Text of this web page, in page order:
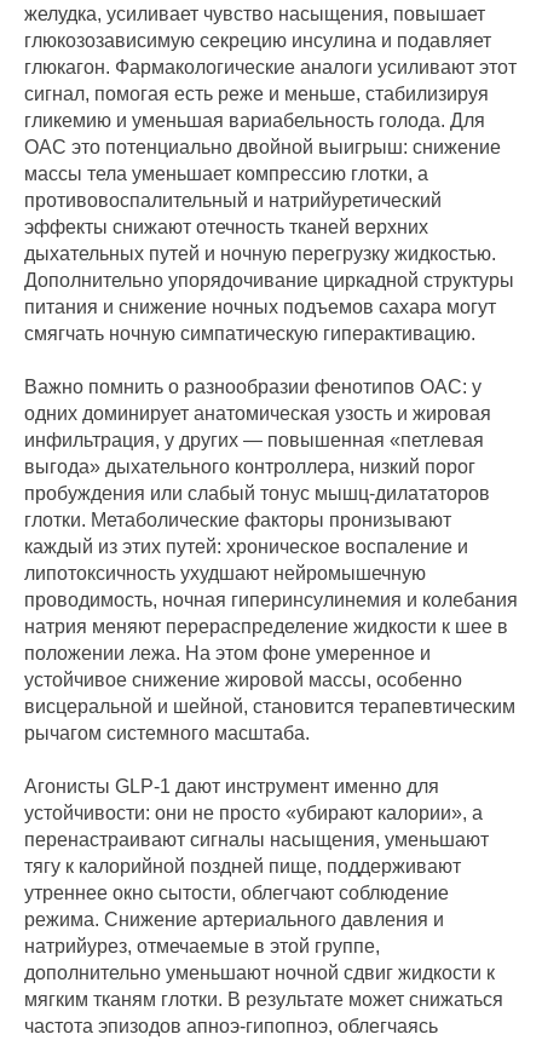
желудка, усиливает чувство насыщения, повышает
глюкозозависимую секрецию инсулина и подавляет
глюкагон. Фармакологические аналоги усиливают этот
сигнал, помогая есть реже и меньше, стабилизируя
гликемию и уменьшая вариабельность голода. Для
ОАС это потенциально двойной выигрыш: снижение
массы тела уменьшает компрессию глотки, а
противовоспалительный и натрийуретический
эффекты снижают отечность тканей верхних
дыхательных путей и ночную перегрузку жидкостью.
Дополнительно упорядочивание циркадной структуры
питания и снижение ночных подъемов сахара могут
смягчать ночную симпатическую гиперактивацию.
Важно помнить о разнообразии фенотипов ОАС: у
одних доминирует анатомическая узость и жировая
инфильтрация, у других — повышенная «петлевая
выгода» дыхательного контроллера, низкий порог
пробуждения или слабый тонус мышц‑дилататоров
глотки. Метаболические факторы пронизывают
каждый из этих путей: хроническое воспаление и
липотоксичность ухудшают нейромышечную
проводимость, ночная гиперинсулинемия и колебания
натрия меняют перераспределение жидкости к шее в
положении лежа. На этом фоне умеренное и
устойчивое снижение жировой массы, особенно
висцеральной и шейной, становится терапевтическим
рычагом системного масштаба.
Агонисты GLP‑1 дают инструмент именно для
устойчивости: они не просто «убирают калории», а
перенастраивают сигналы насыщения, уменьшают
тягу к калорийной поздней пище, поддерживают
утреннее окно сытости, облегчают соблюдение
режима. Снижение артериального давления и
натрийурез, отмечаемые в этой группе,
дополнительно уменьшают ночной сдвиг жидкости к
мягким тканям глотки. В результате может снижаться
частота эпизодов апноэ‑гипопноэ, облегчаясь